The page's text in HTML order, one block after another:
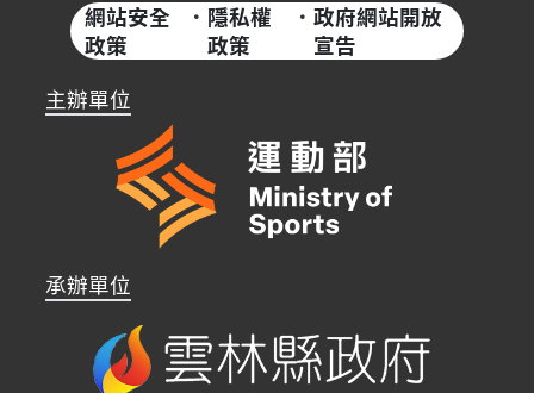
網站安全
政策
· 隱私權
政策
·政府網站開放
宣告
主辦單位
承辦單位